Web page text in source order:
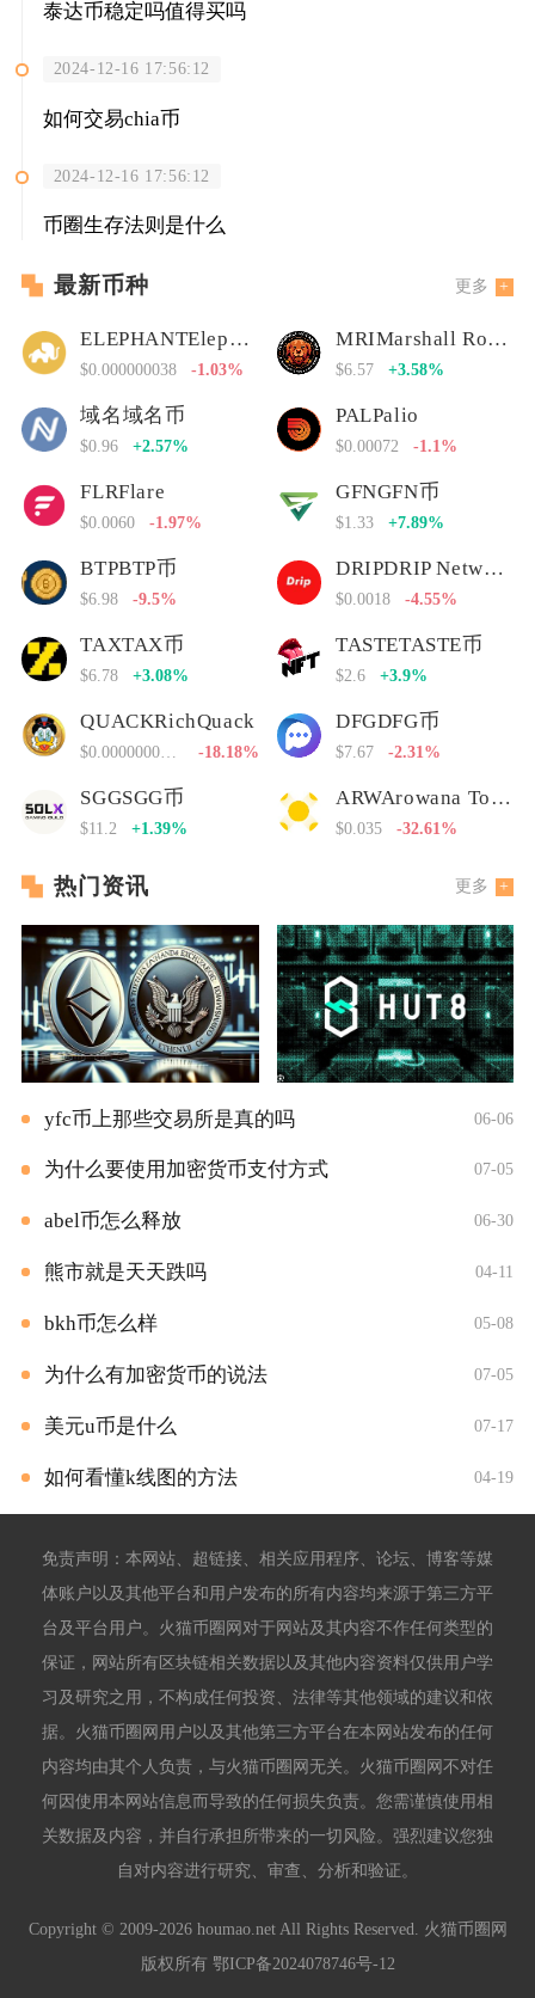
泰达币稳定吗值得买吗
2024-12-16 17:56:12
如何交易chia币
2024-12-16 17:56:12
币圈生存法则是什么
最新币种 更多
ELEPHANTElephant Money
$0.000000038 -1.03%
MRIMarshall Rogan Inu
$6.57 +3.58%
域名域名币
$0.96 +2.57%
PALPalio
$0.00072 -1.1%
FLRFlare
$0.0060 -1.97%
GFNGFN币
$1.33 +7.89%
BTPBTP币
$6.98 -9.5%
DRIPDRIP Network
$0.0018 -4.55%
TAXTAX币
$6.78 +3.08%
TASTETASTE币
$2.6 +3.9%
QUACKRichQuack
-18.18%
DFGDFG币
$7.67 -2.31%
SGGSGG币
$11.2 +1.39%
ARWArowana Token
$0.035 -32.61%
热门资讯 更多
yfc币上那些交易所是真的吗 06-06
为什么要使用加密货币支付方式 07-05
abel币怎么释放 06-30
熊市就是天天跌吗 04-11
bkh币怎么样 05-08
为什么有加密货币的说法 07-05
美元u币是什么 07-17
如何看懂k线图的方法 04-19
免责声明：本网站、超链接、相关应用程序、论坛、博客等媒
体账户以及其他平台和用户发布的所有内容均来源于第三方平
台及平台用户。火猫币圈网对于网站及其内容不作任何类型的
保证，网站所有区块链相关数据以及其他内容资料仅供用户学
习及研究之用，不构成任何投资、法律等其他领域的建议和依
据。火猫币圈网用户以及其他第三方平台在本网站发布的任何
内容均由其个人负责，与火猫币圈网无关。火猫币圈网不对任
何因使用本网站信息而导致的任何损失负责。您需谨慎使用相
关数据及内容，并自行承担所带来的一切风险。强烈建议您独
自对内容进行研究、审查、分析和验证。
Copyright © 2009-2026 houmao.net All Rights Reserved. 火猫币圈网
版权所有 鄂ICP备2024078746号-12